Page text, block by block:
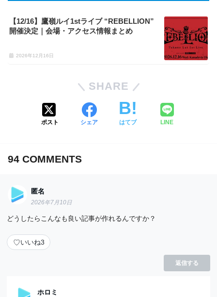
2026年12月16日
【12/16】鷹嶺ルイ1stライブ “REBELLION”
開催決定｜会場・アクセス情報まとめ
SHARE
ポスト シェア はてブ LINE
94COMMENTS
匿名
2026年7月10日
どうしたらこんなも良い記事が作れるんですか？
♡いいね3
返信する
ホロミ